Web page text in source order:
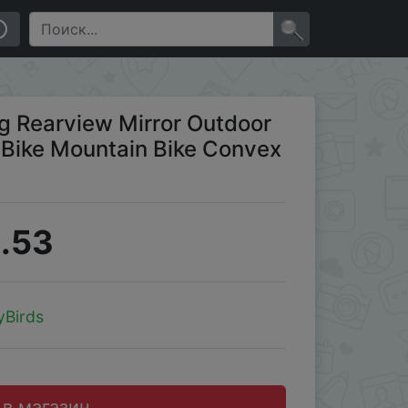
Convex Mirror High-definit
Rearview Mirror Outdoor
Mountain Bike Convex